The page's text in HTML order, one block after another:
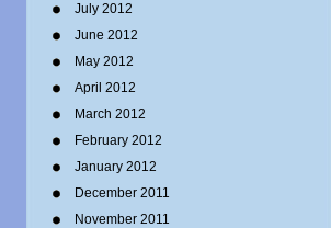
July 2012
June 2012
May 2012
April 2012
March 2012
February 2012
January 2012
December 2011
November 2011